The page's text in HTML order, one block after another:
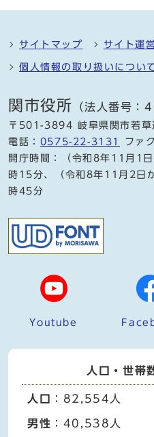
サイトマップ サイト運
個人情報の取り扱いについ
関市役所 （法人番号
〒501-3894 岐阜県関市若草
電話： 0575-22-3131
ファ
開庁時間：（令和8年11月1
時15分、（令和8年11月2
時45分
Youtube
人口・世帯
人口 ：82,554人
男性 ：40,538人